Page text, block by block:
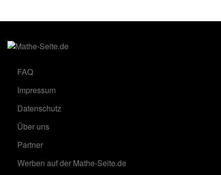
FAQ
Impressum
Datenschutz
Über uns
Partner
Werben auf der Mathe-Seite.de